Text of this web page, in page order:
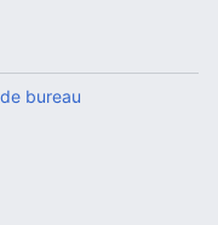
bureau